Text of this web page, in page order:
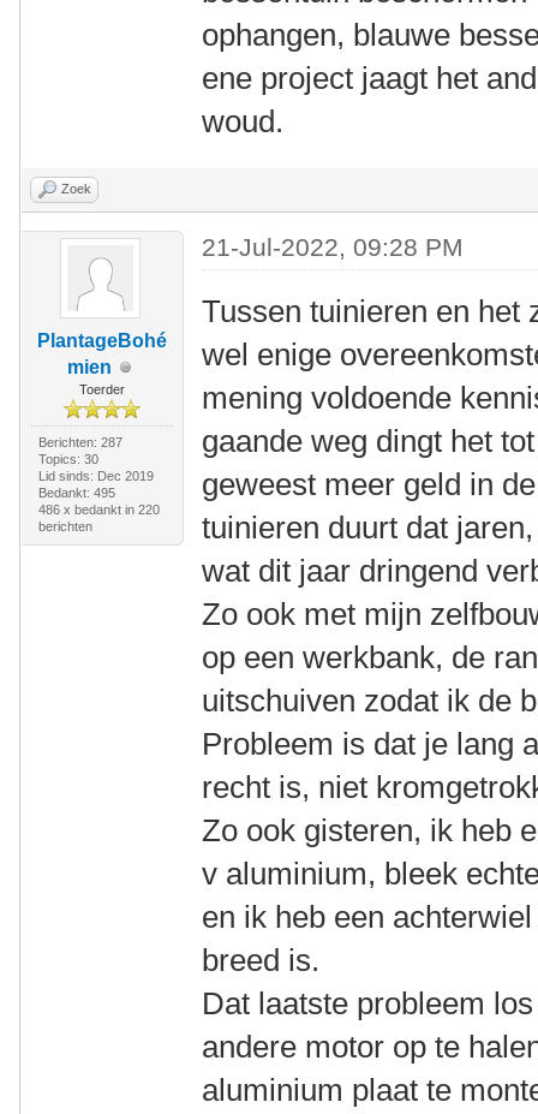
ophangen, blauwe
ene project jaagt het
woud.
Zoek
PlantageBohé
mien
Toerder
Berichten: 287
Topics: 30
Lid sinds: Dec 2019
Bedankt: 495
486 x bedankt in 220
berichten
21-Jul-2022, 09:28 PM
Tussen tuinieren en het
wel enige
mening voldoende
gaande weg dingt het
geweest meer geld in
tuinieren duurt dat
wat dit jaar dringend
Zo ook met mijn
op een werkbank, de
uitschuiven zodat ik de
Probleem is dat je lang
recht is, niet
Zo ook gisteren, ik heb
v aluminium, bleek
en ik heb een
breed is.
Dat laatste probleem
andere motor op te
aluminium plaat te